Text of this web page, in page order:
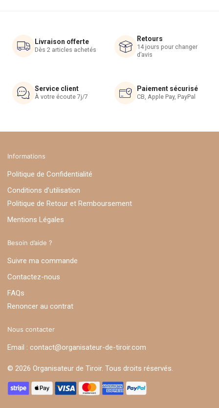
du
produit
Livraison offerte
Dès 2 articles achetés
Retours
14 jours pour changer
d’avis
Service client
À votre écoute 7j/7
Paiement sécurisé
CB, Apple Pay, PayPal
Informations
Politique de Confidentialité
Conditions d’utilisation
Politique de Retour et Remboursement
Mentions Légales
Besoin d’aide ?
Suivre ma commande
Contactez-nous
FAQs
Renoncer au contrat
Nous contacter
Email : contact@organisateur-de-tiroir.com
© 2026 Organisateur de Tiroir. Tous droits réservés.